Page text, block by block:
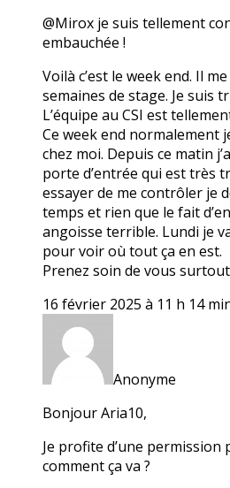
@Mirox je suis tellement
embauchée !
Voilà c’est le week end. Il
semaines de stage. Je suis
L’équipe au CSI est
Ce week end normalement
chez moi. Depuis ce matin
porte d’entrée qui est très
essayer de me contrôler je
temps et rien que le fait
angoisse terrible. Lundi je
pour voir où tout ça en est.
Prenez soin de vous
16 février 2025 à 11 h 14
Anonyme
Bonjour Aria10,
Je profite d’une permission
comment ça va ?